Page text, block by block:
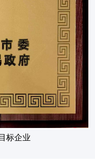
标企业